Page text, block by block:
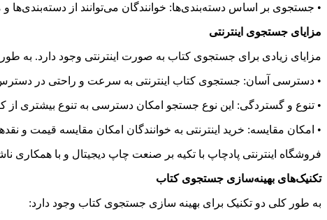
• جستجوی بر اساس دسته‌بندی‌ها: خوانندگان می‌توانند از
مزایای جستجوی اینترنتی
مزایای زیادی برای جستجوی کتاب به صورت اینترنتی وجود دارد. به
• دسترسی آسان: جستجوی کتاب اینترنتی به سرعت و راحتی در دسترس
• تنوع و گستردگی: این نوع جستجو امکان دسترسی به تنوع بیشتری از
• امکان مقایسه: خرید اینترنتی به خوانندگان امکان مقایسه قیمت و
فروشگاه اینترنتی پادچاپ با تکیه بر صنعت چاپ دیجیتال و با
تکنیک‌های بهینه‌سازی جستجوی کتاب
به طور کلی دو تکنیک برای بهینه سازی جستجوی کتاب وجود دارد: